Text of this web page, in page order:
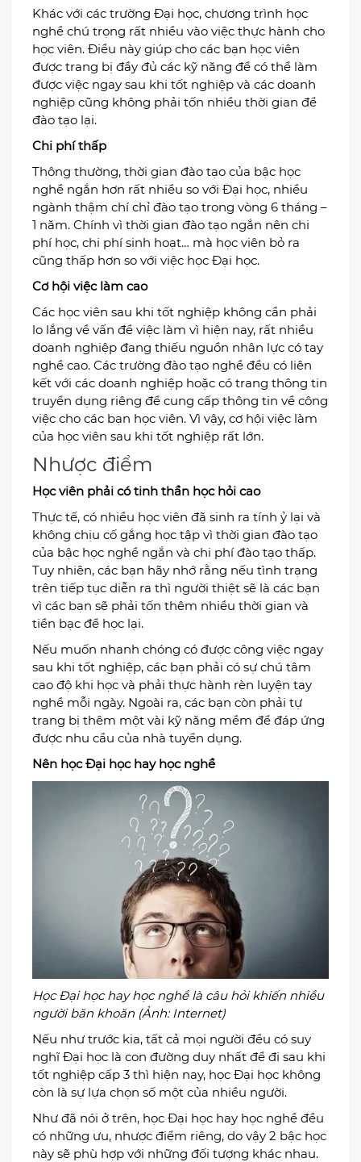
Khác với các trường Đại học, chương trình học
nghề chú trọng rất nhiều vào việc thực hành cho
học viên. Điều này giúp cho các bạn học viên
được trang bị đầy đủ các kỹ năng để có thể làm
được việc ngay sau khi tốt nghiệp và các doanh
nghiệp cũng không phải tốn nhiều thời gian để
đào tạo lại.
Chi phí thấp
Thông thường, thời gian đào tạo của bậc học
nghề ngắn hơn rất nhiều so với Đại học, nhiều
ngành thậm chí chỉ đào tạo trong vòng 6 tháng –
1 năm. Chính vì thời gian đào tạo ngắn nên chi
phí học, chi phí sinh hoạt… mà học viên bỏ ra
cũng thấp hơn so với việc học Đại học.
Cơ hội việc làm cao
Các học viên sau khi tốt nghiệp không cần phải
lo lắng về vấn đề việc làm vì hiện nay, rất nhiều
doanh nghiệp đang thiếu nguồn nhân lực có tay
nghề cao. Các trường đào tạo nghề đều có liên
kết với các doanh nghiệp hoặc có trang thông tin
truyển dụng riêng để cung cấp thông tin về công
việc cho các bạn học viên. Vì vậy, cơ hội việc làm
của học viên sau khi tốt nghiệp rất lớn.
Nhược điểm
Học viên phải có tinh thần học hỏi cao
Thực tế, có nhiều học viên đã sinh ra tính ỷ lại và
không chịu cố gắng học tập vì thời gian đào tạo
của bậc học nghề ngắn và chi phí đào tạo thấp.
Tuy nhiên, các bạn hãy nhớ rằng nếu tình trạng
trên tiếp tục diễn ra thì người thiệt sẽ là các bạn
vì các bạn sẽ phải tốn thêm nhiều thời gian và
tiền bạc để học lại.
Nếu muốn nhanh chóng có được công việc ngay
sau khi tốt nghiệp, các bạn phải có sự chú tâm
cao độ khi học và phải thực hành rèn luyện tay
nghề mỗi ngày. Ngoài ra, các bạn còn phải tự
trang bị thêm một vài kỹ năng mềm để đáp ứng
được nhu cầu của nhà tuyển dụng.
Nên học Đại học hay học nghề
Học Đại học hay học nghề là câu hỏi khiến nhiều
người băn khoăn (Ảnh: Internet)
Nếu như trước kia, tất cả mọi người đều có suy
nghĩ Đại học là con đường duy nhất để đi sau khi
tốt nghiệp cấp 3 thì hiện nay, học Đại học không
còn là sự lựa chọn số một của nhiều người.
Như đã nói ở trên, học Đại học hay học nghề đều
có những ưu, nhược điểm riêng, do vậy 2 bậc học
này sẽ phù hợp với những đối tượng khác nhau.